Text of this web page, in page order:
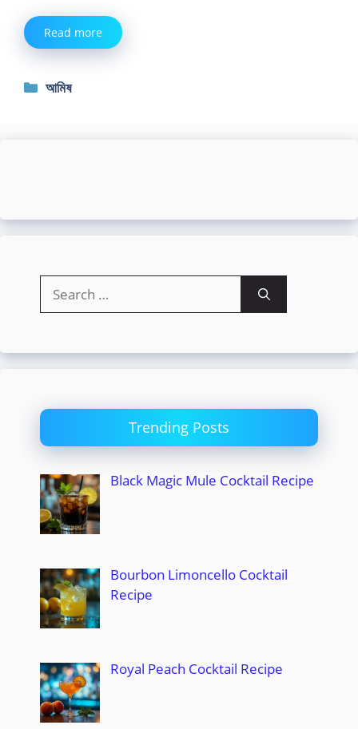
Read more
Categories
আমিষ
for:
Trending Posts
Black Magic Mule Cocktail Recipe
Bourbon Limoncello Cocktail
Recipe
Royal Peach Cocktail Recipe